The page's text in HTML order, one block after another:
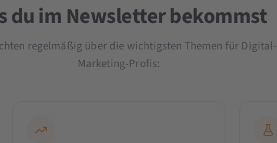
du im Newsletter bekommst
regelmäßig über die wichtigsten Themen für Digital-
Marketing-Profis: